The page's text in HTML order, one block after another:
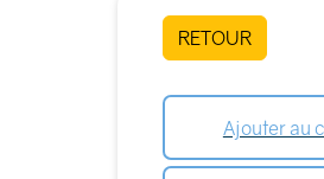
RETOUR
Ajouter au